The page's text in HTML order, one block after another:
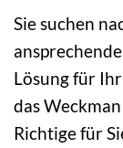
Sie suchen
Lösung für
das
Richtige für